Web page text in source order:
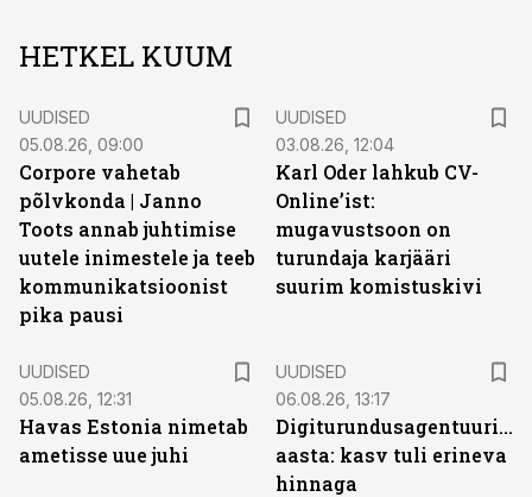
HETKEL KUUM
UUDISED
05.08.26, 09:00
Corpore vahetab
põlvkonda | Janno
Toots annab juhtimise
uutele inimestele ja teeb
kommunikatsioonist
pika pausi
UUDISED
03.08.26, 12:04
Karl Oder lahkub CV-
Online’ist:
mugavustsoon on
turundaja karjääri
suurim komistuskivi
UUDISED
05.08.26, 12:31
Havas Estonia nimetab
ametisse uue juhi
UUDISED
06.08.26, 13:17
Digiturundusagentuuride
aasta: kasv tuli erineva
hinnaga